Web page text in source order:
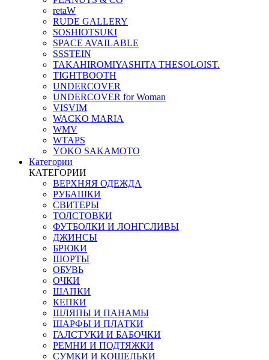
retaW
RUDE GALLERY
SOSHIOTSUKI
SPACE AVAILABLE
SSSTEIN
TAKAHIROMIYASHITA THESOLOIST.
TIGHTBOOTH
UNDERCOVER
UNDERCOVER for Woman
VISVIM
WACKO MARIA
WMV
WTAPS
YOKO SAKAMOTO
Категории
КАТЕГОРИИ
ВЕРХНЯЯ ОДЕЖДА
РУБАШКИ
СВИТЕРЫ
ТОЛСТОВКИ
ФУТБОЛКИ И ЛОНГСЛИВЫ
ДЖИНСЫ
БРЮКИ
ШОРТЫ
ОБУВЬ
ОЧКИ
ШАПКИ
КЕПКИ
ШЛЯПЫ И ПАНАМЫ
ШАРФЫ И ПЛАТКИ
ГАЛСТУКИ И БАБОЧКИ
РЕМНИ И ПОДТЯЖКИ
СУМКИ И КОШЕЛЬКИ